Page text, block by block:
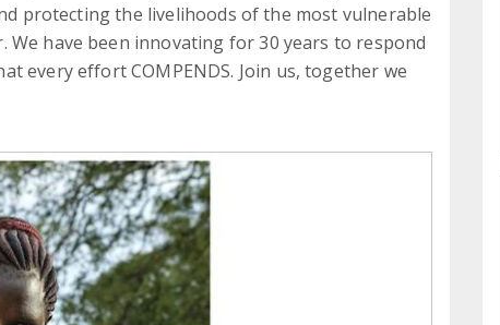
protecting the livelihoods of the most vulnerable
have been innovating for 30 years to respond
every effort COMPENDS. Join us, together we